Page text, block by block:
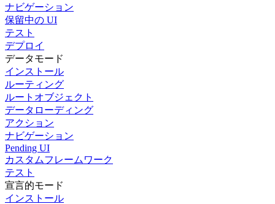
ナビゲーション
保留中の UI
テスト
デプロイ
データモード
インストール
ルーティング
ルートオブジェクト
データローディング
アクション
ナビゲーション
Pending UI
カスタムフレームワーク
テスト
宣言的モード
インストール